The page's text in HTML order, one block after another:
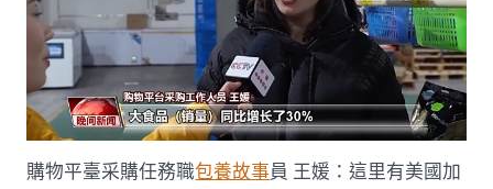
購物平臺采購任務職包養故事員 王媛：這里有美國加